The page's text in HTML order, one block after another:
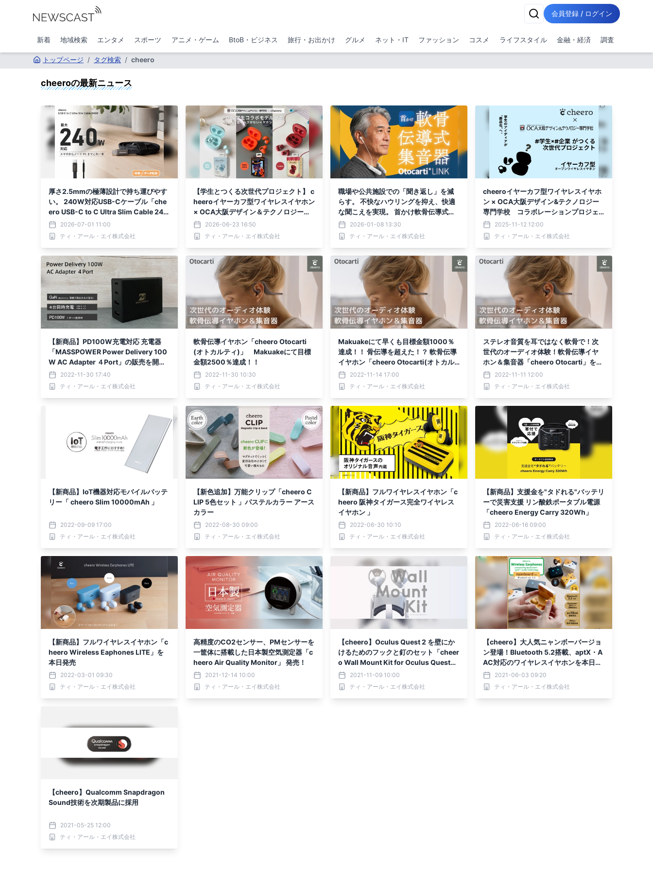
会員登録 / ログイン
新着 地域検索 エンタメ スポーツ アニメ・ゲーム BtoB・ビジネス 旅行・お出かけ グルメ ネット・IT ファッション コスメ ライフスタイル 金融・経済 調査
トップページ / タグ検索 / cheero
cheeroの最新ニュース
厚さ2.5mmの極薄設計で持ち運びやす
い。 240W対応USB-Cケーブル「che
ero USB-C to C Ultra Slim Cable 240
W」発売2026-07-01 11:00
ティ・アール・エイ株式会社
【学生とつくる次世代プロジェクト】 c
heeroイヤーカフ型ワイヤレスイヤホン
× OCA大阪デザイン＆テクノロジー専
門学校 コラボレーションデザイン
2026-06-23 16:50
ティ・アール・エイ株式会社
職場や公共施設での「聞き返し」を減
らす。 不快なハウリングを抑え、快適
な聞こえを実現。 首かけ軟骨伝導式集
音器「cheero Otocarti LINK」を発売
2026-01-08 13:30
ティ・アール・エイ株式会社
cheeroイヤーカフ型ワイヤレスイヤホ
ン × OCA大阪デザイン&テクノロジー
専門学校 コラボレーションプロジェ
クト始動！
2025-11-12 12:00
ティ・アール・エイ株式会社
【新商品】PD100W充電対応 充電器
「MASSPOWER Power Delivery 100
W AC Adapter ４Port」の販売を開始
しました2022-11-30 17:40
ティ・アール・エイ株式会社
軟骨伝導イヤホン「cheero Otocarti
(オトカルティ)」 Makuakeにて目標
金額2500％達成！！
2022-11-30 10:30
ティ・アール・エイ株式会社
Makuakeにて早くも目標金額1000％
達成！！ 骨伝導を超えた！？ 軟骨伝導
イヤホン「cheero Otocarti(オトカル
ティ)」2022-11-14 17:00
ティ・アール・エイ株式会社
ステレオ音質を耳ではなく軟骨で！次
世代のオーディオ体験！軟骨伝導イヤ
ホン＆集音器「cheero Otocarti」をM
akuakeにて先行販売開始。
2022-11-11 12:00
ティ・アール・エイ株式会社
【新商品】IoT機器対応モバイルバッテ
リー「 cheero Slim 10000mAh 」
2022-09-09 17:00
ティ・アール・エイ株式会社
【新色追加】万能クリップ「cheero C
LIP 5色セット 」パステルカラー アース
カラー
2022-08-30 09:00
ティ・アール・エイ株式会社
【新商品】フルワイヤレスイヤホン「c
heero 阪神タイガース完全ワイヤレス
イヤホン 」
2022-06-30 10:10
ティ・アール・エイ株式会社
【新商品】支援金を"タドれる"バッテリ
ーで災害支援 リン酸鉄ポータブル電源
「cheero Energy Carry 320Wh」
2022-06-16 09:00
ティ・アール・エイ株式会社
【新商品】フルワイヤレスイヤホン「c
heero Wireless Eaphones LITE」を
本日発売
2022-03-01 09:30
ティ・アール・エイ株式会社
高精度のCO2センサー、PMセンサーを
一筐体に搭載した日本製空気測定器「c
heero Air Quality Monitor」 発売！
2021-12-14 10:00
ティ・アール・エイ株式会社
【cheero】Oculus Quest 2 を壁にか
けるためのフックと釘のセット「cheer
o Wall Mount Kit for Oculus Quest
2」を本日販売開始
2021-11-09 10:00
ティ・アール・エイ株式会社
【cheero】大人気ニャンボーバージョ
ン登場！Bluetooth 5.2搭載、aptX・A
AC対応のワイヤレスイヤホンを本日販
売開始。2021-06-03 09:20
ティ・アール・エイ株式会社
【cheero】Qualcomm Snapdragon
Sound技術を次期製品に採用
2021-05-25 12:00
ティ・アール・エイ株式会社